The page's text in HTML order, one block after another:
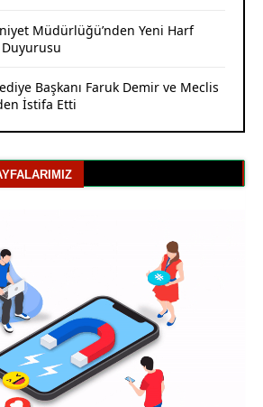
Müdürlüğü’nden Yeni Harf
Başkanı Faruk Demir ve Meclis
İstifa Etti